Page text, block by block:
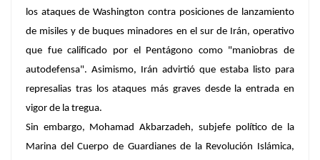
los ataques de Washington contra posiciones de lanzamiento
de misiles y de buques minadores en el sur de Irán, operativo
que fue calificado por el Pentágono como "maniobras de
autodefensa". Asimismo, Irán advirtió que estaba listo para
represalias tras los ataques más graves desde la entrada en
vigor de la tregua.
Sin embargo, Mohamad Akbarzadeh, subjefe político de la
Marina del Cuerpo de Guardianes de la Revolución Islámica,